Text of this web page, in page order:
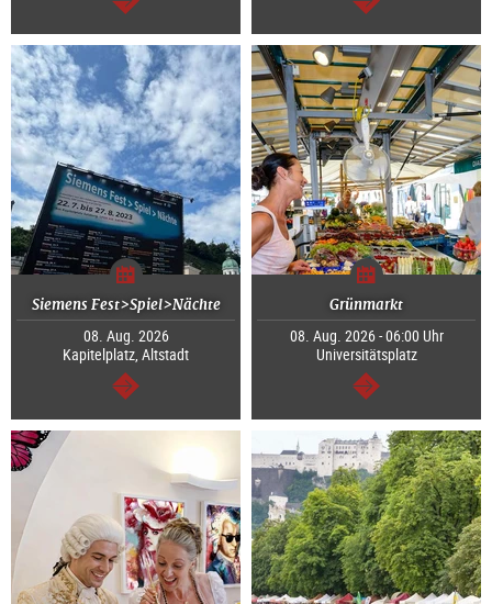
weiter weiter
Siemens Fest>Spiel>Nächte
08. Aug. 2026
Kapitelplatz, Altstadt
weiter
Grünmarkt
08. Aug. 2026 - 06:00 Uhr
Universitätsplatz
weiter